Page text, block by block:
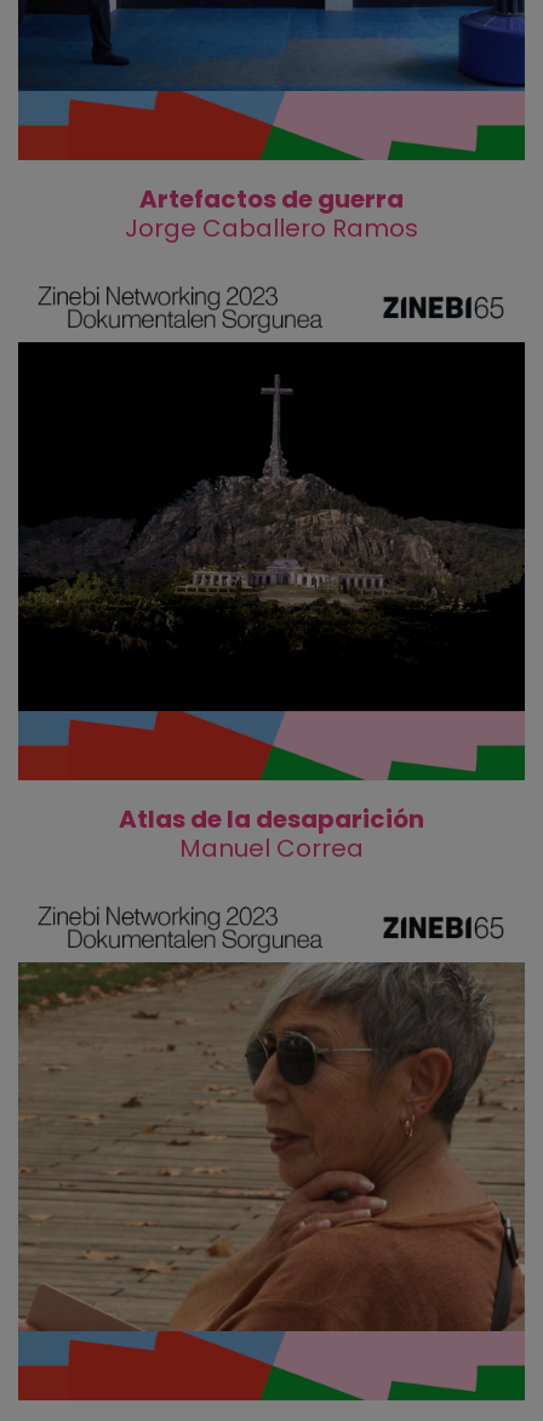
Artefactos de guerra
Jorge Caballero Ramos
Atlas de la desaparición
Manuel Correa